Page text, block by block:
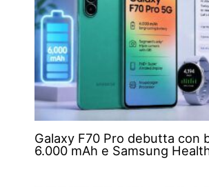
Galaxy F70 Pro debutta con
6.000 mAh e Samsung